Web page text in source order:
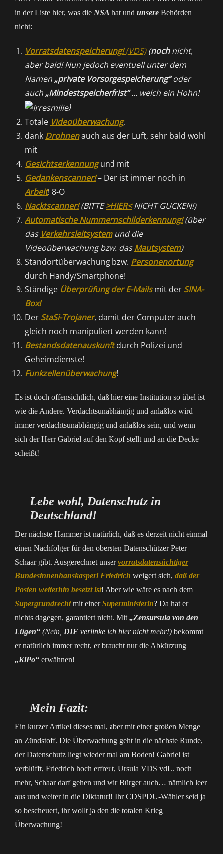
in der Liste hier, was die NSA hat und unsere Behörden
nicht:
Vorratsdatenspeicherung!(VDS)(nochnicht,
aber bald! Nun jedoch eventuell unter dem
Namen „private Vorsorgespeicherung“oder
auch „Mindestspeicherfrist“… welch ein Hohn!
)
Totale Videoüberwachung,
dank Drohnenauch aus der Luft, sehr bald wohl
mit
Gesichtserkennungund mit
Gedankenscanner!– Der ist immer noch in
Arbeit! 8-O
Nacktscanner! (BITTE>HIER<NICHT GUCKEN!)
Automatische Nummernschilderkennung! (über
das Verkehrsleitsystemund die
Videoüberwachung bzw. dasMautsystem)
Standortüberwachung bzw. Personenortung
durch Handy/Smartphone!
Ständige Überprüfung der E-Mailsmit der SINA-
Box!
Der StaSi-Trojaner, damit der Computer auch
gleich noch manipuliert werden kann!
Bestandsdatenauskunftdurch Polizei und
Geheimdienste!
Funkzellenüberwachung!
Es ist doch offensichtlich, daß hier eine Institution so übel ist
wie die Andere. Verdachtsunabhängig und anlaßlos wird
immer verdachtsunabhängig und anlaßlos sein, und wenn
sich der Herr Gabriel auf den Kopf stellt und an die Decke
scheißt!
Lebe wohl, Datenschutz in
Deutschland!
Der nächste Hammer ist natürlich, daß es derzeit nicht einmal
einen Nachfolger für den obersten Datenschützer Peter
Schaar gibt. Ausgerechnet unservorratsdatensüchtiger
Bundesinnenhanskasperl Friedrich weigert sich, daß der
Posten weiterhin besetzt ist! Aber wie wäre es nach dem
Supergrundrechtmit einerSuperministerin? Da hat er
nichts dagegen, garantiert nicht. Mit „Zensursula von den
Lügen“ (Nein, DIE verlinke ich hier nicht mehr!) bekommt
er natürlich immer recht, er braucht nur die Abkürzung
„KiPo“ erwähnen!
Mein Fazit:
Ein kurzer Artikel dieses mal, aber mit einer großen Menge
an Zündstoff. Die Überwachung geht in die nächste Runde,
der Datenschutz liegt wieder mal am Boden! Gabriel ist
verblüfft, Friedrich hoch erfreut, Ursula VDS vdL. noch
mehr, Schaar darf gehen und wir Bürger auch… nämlich leer
aus und weiter in die Diktatur!! Ihr CDSPDU-Wähler seid ja
so bescheuert, ihr wollt ja den die totalen Krieg
Überwachung!